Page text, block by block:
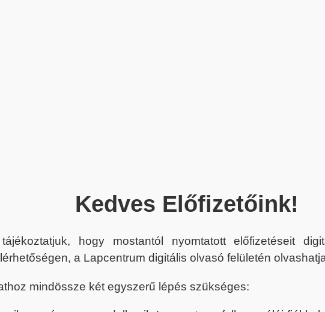
Kedves Előfizetőink!
hogy mostantól nyomtatott előfizetéseit
a Lapcentrum digitális olvasó felületén
mindössze két egyszerű lépés szükséges: